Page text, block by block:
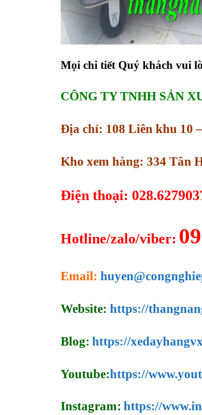
Mọi chi tiết Quý khách vui
CÔNG TY TNHH SẢN
Địa chỉ: 108 Liên khu 10
Kho xem hàng: 334 Tân
Điện thoại:
Hotline/zalo/viber:
Email:
Website: https://
Blog: https://
Youtube:https://
Instagram: https://